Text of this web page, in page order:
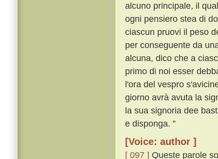
alcuno principale, il
ogni pensiero stea di
ciascun pruovi il peso
per conseguente da
alcuna, dico che a
primo di noi esser
l'ora del vespro
giorno avrà avuta la
la sua signoria dee
e disponga. ”
[Voice: author ]
[ 097 ] Queste parole